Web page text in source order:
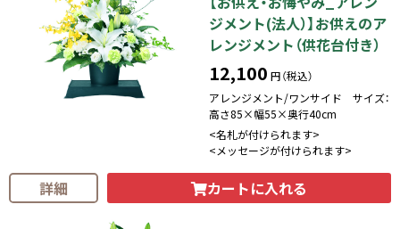
ジメント(法人）】お供えのア
レンジメント（供花台付き）
12,100 円（税込）
アレンジメント/ワンサイド サイズ：
高さ85×幅55×奥行40cm
<名札が付けられます>
<メッセージが付けられます>
詳細 カートに入れる